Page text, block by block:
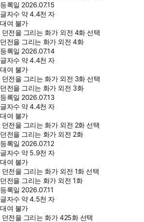
등록일 2026.07.15
글자수 약 4.4천 자
대여 불가
던전을 그리는 화가 외전 4화 선택
던전을 그리는 화가 외전 4화
등록일 2026.07.14
글자수 약 4.4천 자
대여 불가
던전을 그리는 화가 외전 3화 선택
던전을 그리는 화가 외전 3화
등록일 2026.07.13
글자수 약 4.4천 자
대여 불가
던전을 그리는 화가 외전 2화 선택
던전을 그리는 화가 외전 2화
등록일 2026.07.12
글자수 약 5.9천 자
대여 불가
던전을 그리는 화가 외전 1화 선택
던전을 그리는 화가 외전 1화
등록일 2026.07.11
글자수 약 4.5천 자
대여 불가
던전을 그리는 화가 425화 선택